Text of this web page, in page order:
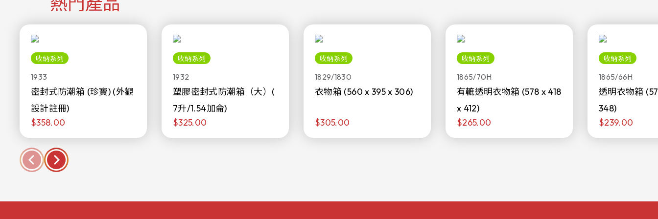
收納系列
1933
密封式防潮箱 (珍寶) (外觀
設計註冊)
$358.00
收納系列
1932
塑膠密封式防潮箱（大）(
7升/1.54加侖)
$325.00
收納系列
1829/1830
衣物箱 (560 x 395 x 306)
$305.00
收納系列
1865/70H
有轆透明衣物箱 (578 x 418
x 412)
$265.00
收納系列
1865/66H
透明衣物箱
348)
$239.00